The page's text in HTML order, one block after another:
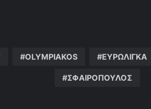
OLYMPIAKOS ΕΥΡΩΛΙΓΚΑ
ΣΦΑΙΡΟΠΟΥΛΟΣ